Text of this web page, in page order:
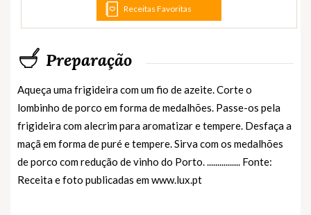
Receitas Favoritas
Preparação
Aqueça uma frigideira com um fio de azeite. Corte o
lombinho de porco em forma de medalhões. Passe-os pela
frigideira com alecrim para aromatizar e tempere. Desfaça a
maçã em forma de puré e tempere. Sirva com os medalhões
de porco com redução de vinho do Porto. ................ Fonte:
Receita e foto publicadas em www.lux.pt